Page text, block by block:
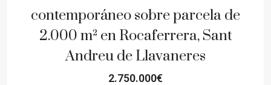
contemporáneo sobre parcela de
2.000 m² en Rocaferrera, Sant
Andreu de Llavaneres
2.750.000€